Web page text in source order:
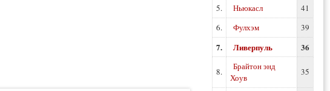
5. Ньюкасл
41
6.
Фулхэм 39
7. Ливерпуль 36
8.
Брайтон энд
Хоув
35